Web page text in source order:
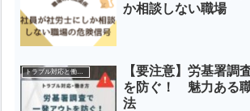
か相談しない職場
トラブル対応と働き方の知恵
【要注意】労基署調
を防ぐ！ 魅力ある
法